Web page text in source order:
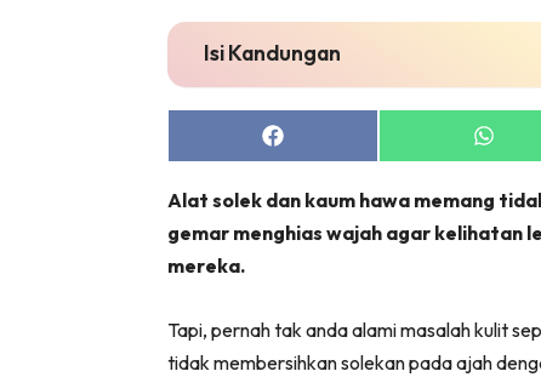
Isi Kandungan
Share
on
Share
on
Alat solek dan kaum hawa memang
gemar menghias wajah agar kelihatan
mereka.
Tapi, pernah tak anda alami masalah kulit
tidak membersihkan solekan pada ajah